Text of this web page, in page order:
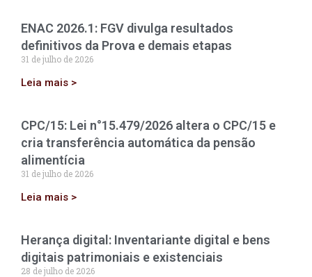
ENAC 2026.1: FGV divulga resultados
definitivos da Prova e demais etapas
31 de julho de 2026
Leia mais >
CPC/15: Lei n°15.479/2026 altera o CPC/15 e
cria transferência automática da pensão
alimentícia
31 de julho de 2026
Leia mais >
Herança digital: Inventariante digital e bens
digitais patrimoniais e existenciais
28 de julho de 2026